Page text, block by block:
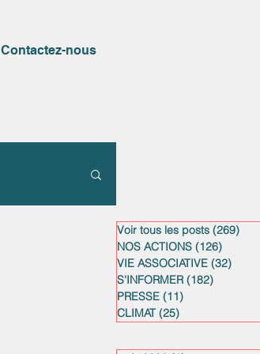
Contactez-nous
Voir tous les posts (269)
NOS ACTIONS (126)
VIE ASSOCIATIVE (32)
S'INFORMER (182)
PRESSE (11)
CLIMAT (25)